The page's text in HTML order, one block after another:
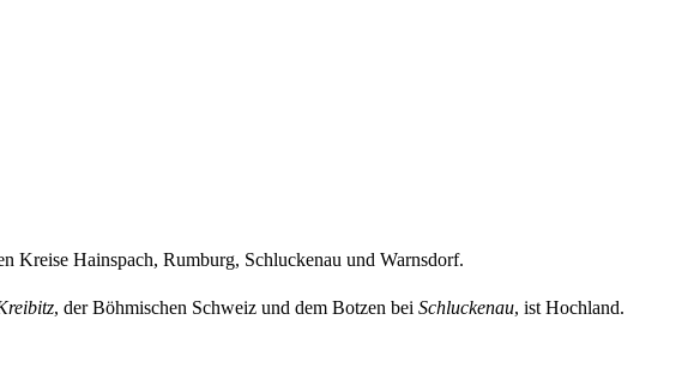
Kreise Hainspach, Rumburg, Schluckenau und Warnsdorf.
, der Böhmischen Schweiz und dem Botzen bei Schluckenau, ist Hochland.